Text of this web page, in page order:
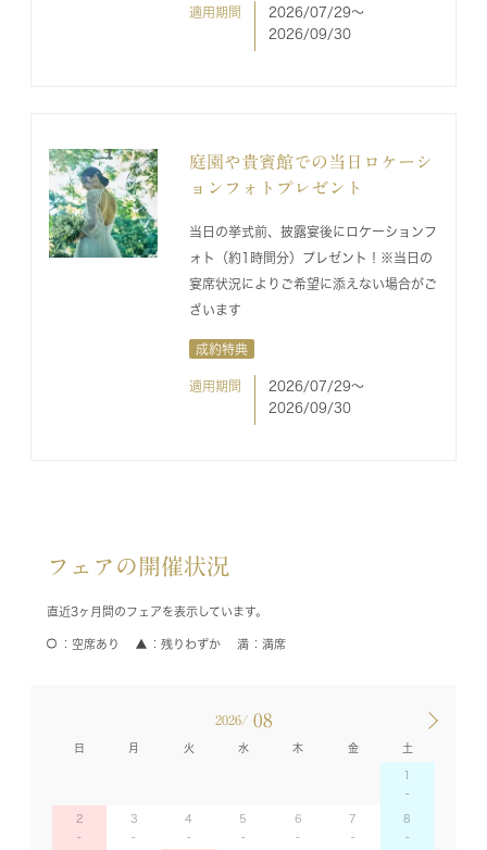
適用期間
2026/07/29〜
2026/09/30
庭園や貴賓館での当日ロケーシ
ョンフォトプレゼント
当日の挙式前、披露宴後にロケーションフ
ォト（約1時間分）プレゼント！※当日の
宴席状況によりご希望に添えない場合がご
ざいます
成約特典
適用期間
2026/07/29〜
2026/09/30
フェアの開催状況
直近3ヶ月間のフェアを表示しています。
空席あり 残りわずか 満席
2026/ 08
日 月 火 水 木 金 土
1
2 3 4 5 6 7 8